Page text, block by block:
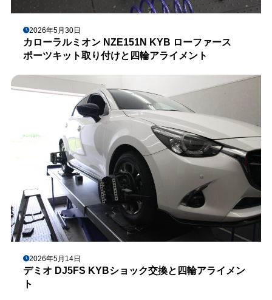
2026年5月30日
カローラルミオン NZE151N KYB ローファース
ポーツキット取り付けと四輪アライメント
2026年5月14日
デミオ DJ5FS KYBショック交換と四輪アライメン
ト